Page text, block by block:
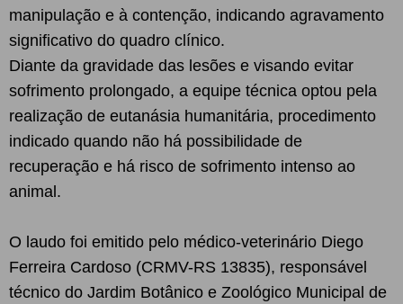
manipulação e à contenção, indicando agravamento
significativo do quadro clínico.
Diante da gravidade das lesões e visando evitar
sofrimento prolongado, a equipe técnica optou pela
realização de eutanásia humanitária, procedimento
indicado quando não há possibilidade de
recuperação e há risco de sofrimento intenso ao
animal.
O laudo foi emitido pelo médico-veterinário Diego
Ferreira Cardoso (CRMV-RS 13835), responsável
técnico do Jardim Botânico e Zoológico Municipal de